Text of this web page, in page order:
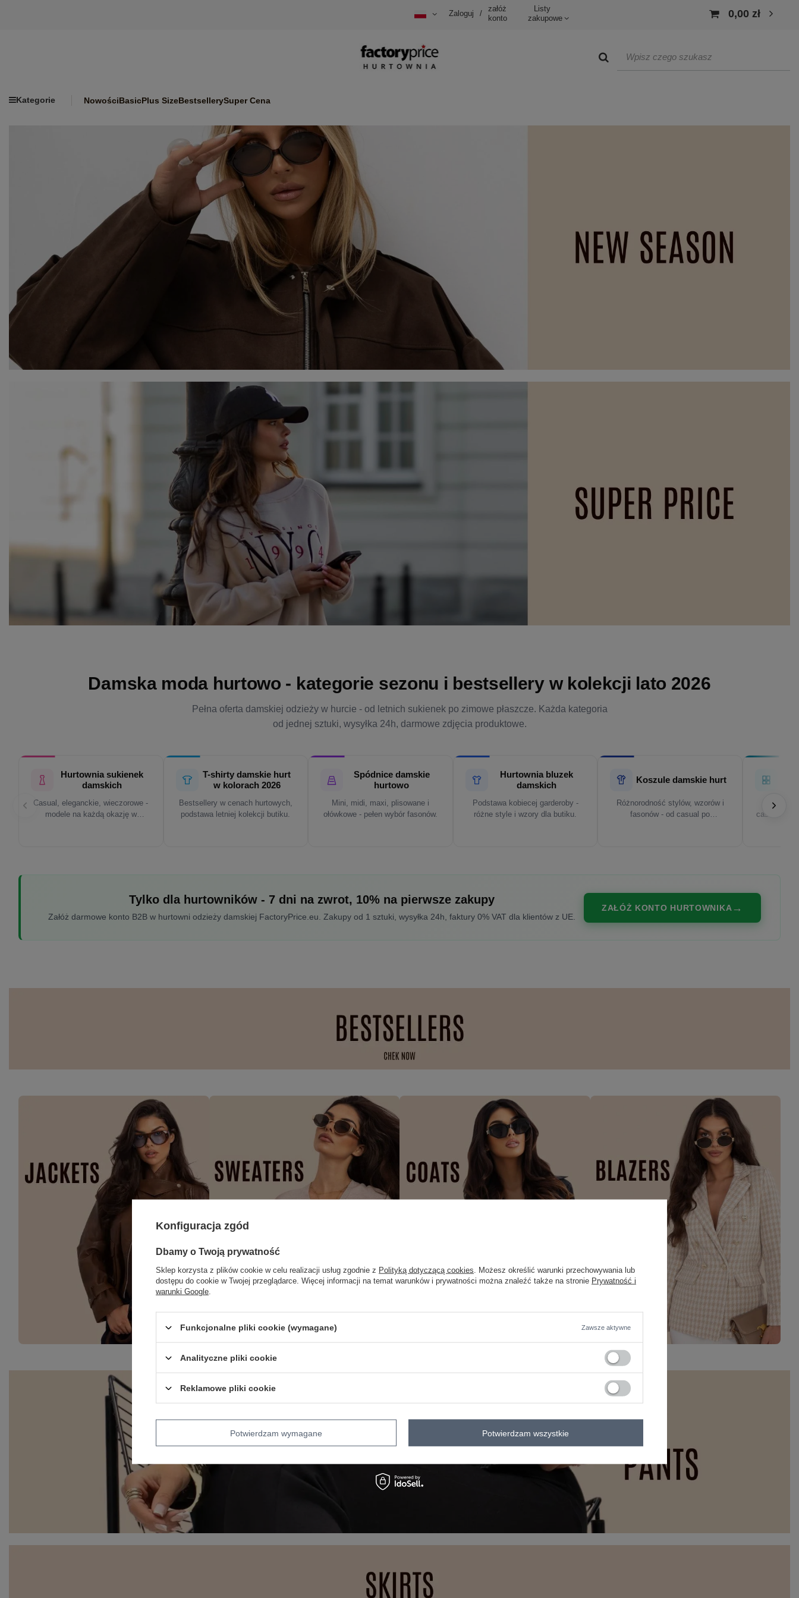
Zaloguj /
załóż
konto
Listy
zakupowe
0,00 zł
Kategorie NowościBasicPlus SizeBestsellerySuper Cena
Damska moda hurtowo - kategorie sezonu i bestsellery w kolekcji lato 2026
Pełna oferta damskiej odzieży w hurcie - od letnich sukienek po zimowe płaszcze. Każda kategoria
od jednej sztuki, wysyłka 24h, darmowe zdjęcia produktowe.
Hurtownia sukienek
damskich
Casual, eleganckie, wieczorowe -
modele na każdą okazję w
T-shirty damskie hurt
w kolorach 2026
Bestsellery w cenach hurtowych,
podstawa letniej kolekcji butiku.
Spódnice damskie
hurtowo
Mini, midi, maxi, plisowane i
ołówkowe - pełen wybór fasonów.
Hurtownia bluzek
damskich
Podstawa kobiecej garderoby -
różne style i wzory dla butiku.
Koszule damskie hurt
Różnorodność stylów, wzorów i
fasonów - od casual po
casualowe,
Tylko dla hurtowników - 7 dni na zwrot, 10% na pierwsze zakupy
Załóż darmowe konto B2B w hurtowni odzieży damskiej FactoryPrice.eu. Zakupy od 1 sztuki, wysyłka 24h, faktury 0% VAT dla klientów z UE.
ZAŁÓŻ KONTO HURTOWNIKA
Konfiguracja zgód
Dbamy o Twoją prywatność
Sklep korzysta z plików cookie w celu realizacji usług zgodnie z Polityką dotyczącą cookies . Możesz określić warunki przechowywania lub
dostępu do cookie w Twojej przeglądarce. Więcej informacji na temat warunków i prywatności można znaleźć także na stronie Prywatność i
warunki Google
Funkcjonalne pliki cookie (wymagane) Zawsze aktywne
Analityczne pliki cookie
Reklamowe pliki cookie
Potwierdzam wymagane Potwierdzam wszystkie